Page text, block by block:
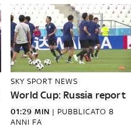
SKY SPORT NEWS
World Cup: Russia report
01:29 MIN | PUBBLICATO 8
ANNI FA